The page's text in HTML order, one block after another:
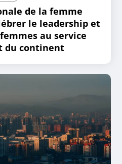
de la femme
le leadership et
au service
du continent